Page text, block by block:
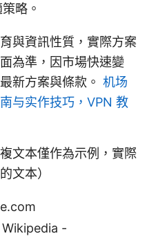
略。
與資訊性質，實際方案
為準，因市場快速變
新方案與條款。 机场
与实作技巧，VPN 教
文本僅作為示例，實際
文本）
-